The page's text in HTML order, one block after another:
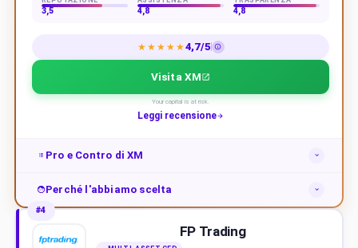
3,5 4,8 4,8
★★★★★4,7/5
Visita XM
Your capital is at risk.
Leggi recensione
Pro e Contro di XM
Perché l'abbiamo scelta
#4
FP Trading